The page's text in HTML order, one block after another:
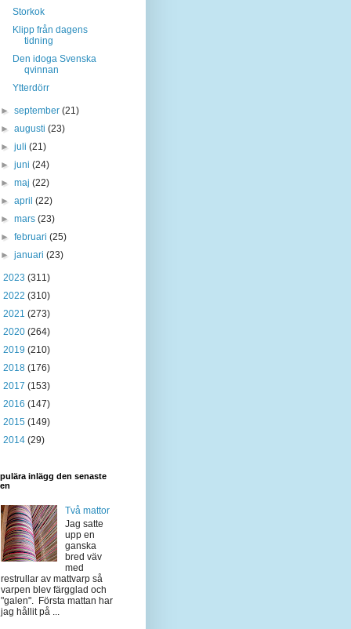
Storkok
Klipp från dagens
tidning
Den idoga Svenska
qvinnan
Ytterdörr
►september(21)
►augusti(23)
►juli(21)
►juni(24)
►maj(22)
►april(22)
►mars(23)
►februari(25)
►januari(23)
2023 (311)
2022 (310)
2021 (273)
2020 (264)
2019 (210)
2018 (176)
2017 (153)
2016 (147)
2015 (149)
2014 (29)
inlägg den senaste
Två mattor
Jag satte
upp en
ganska
bred väv
med
restrullar av mattvarp så
varpen blev färgglad och
"galen". Första mattan har
jag hållit på ...